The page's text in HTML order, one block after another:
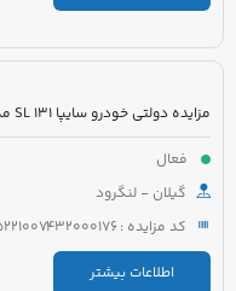
فعال
گیلان - لنگرود
کد مزایده : 5221007432000176
اطلاعات بیشتر